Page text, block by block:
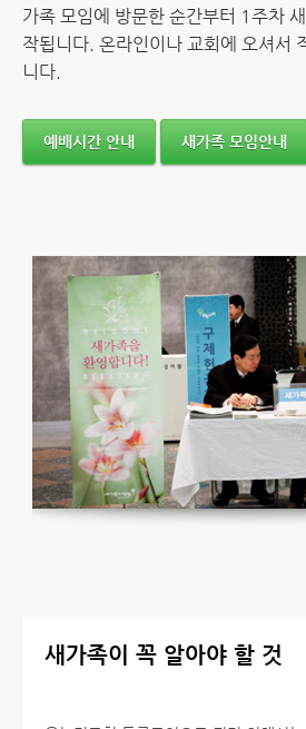
가족 모임에 방문한 순간부터 1주차
작됩니다. 온라인이나 교회에 오셔서
니다.
예배시간 안내 새가족 모임안내
새가족이 꼭 알아야 할 것